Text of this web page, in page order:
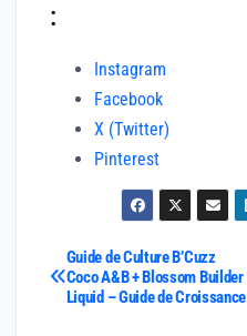
:
Instagram
Facebook
X (Twitter)
Pinterest
Navigation
de
Guide de Culture B’Cuzz
Coco A&B + Blossom Builder
Liquid – Guide de Croissance